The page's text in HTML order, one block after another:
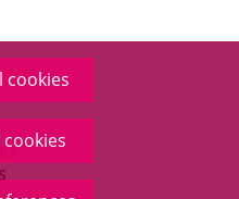
cookies
cookies
APPLICATION.
APPLICATION.